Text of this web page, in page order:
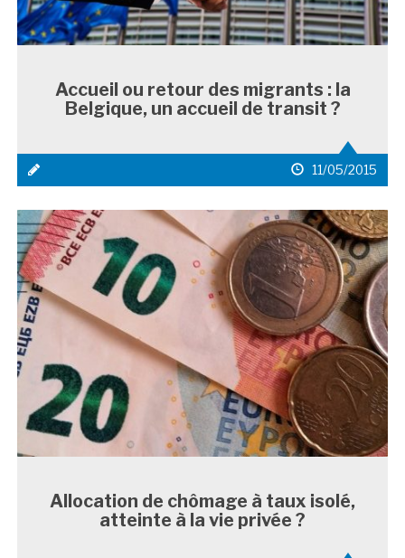
Accueil ou retour des migrants : la
Belgique, un accueil de transit ?
média
date
de
11/05/2015
Allocation de chômage à taux isolé,
atteinte à la vie privée ?